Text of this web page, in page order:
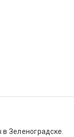
Зеленоградске.